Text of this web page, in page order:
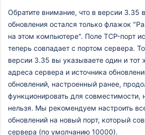
Обратите внимание, что в версии 3.35
обновления остался только флажок
на этом компьютере". Поле TCP-порт
теперь совпадает с портом сервера.
версии 3.35 вы указываете один и тот
адреса сервера и источника
обновлений, настроенный ранее,
функционировать для совместимости,
нельзя. Мы рекомендуем настроить
обновлений на новый порт, который
сервера (по умолчанию 10000).